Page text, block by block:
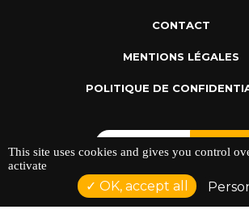
CONTACT
MENTIONS LÉGALES
POLITIQUE DE
This site uses cookies and gives you control
activate
OK, accept all